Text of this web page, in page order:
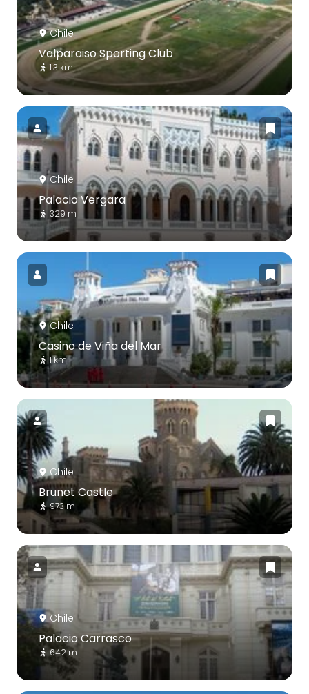
Chile
Valparaiso Sporting Club
1.3 km
Chile
Palacio Vergara
329 m
Chile
Casino de Viña del Mar
1 km
Chile
Brunet Castle
973 m
Chile
Palacio Carrasco
642 m